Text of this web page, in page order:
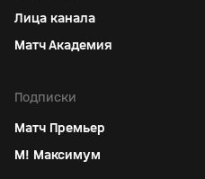
Лица канала
Матч Академия
Подписки
Матч Премьер
М! Максимум